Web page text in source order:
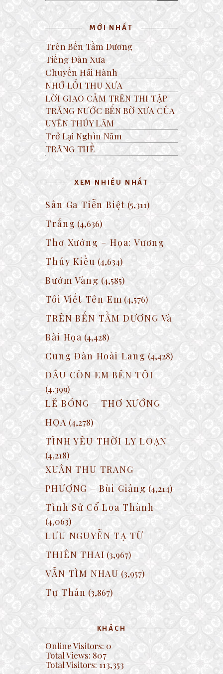
MỚI NHẤT
Trên Bến Tầm Dương
Tiếng Đàn Xưa
Chuyến Hải Hành
NHỚ LỐI THU XƯA
LỜI GIAO CẢM TRÊN THI TẬP
TRĂNG NƯỚC BẾN BỜ XƯA CỦA
UYÊN THÚY LÂM
Trở Lại Nghìn Năm
TRĂNG THỀ
XEM NHIỀU NHẤT
Sân Ga Tiễn Biệt (5,311)
Trắng (4,636)
Thơ Xướng – Họa: Vương
Thúy Kiều (4,634)
Bướm Vàng (4,585)
Tôi Viết Tên Em (4,576)
TRÊN BẾN TẦM DƯƠNG Và
Bài Họa (4,428)
Cung Đàn Hoài Lang (4,428)
ĐÂU CÒN EM BÊN TÔI
(4,399)
LẺ BÓNG – THƠ XƯỚNG
HỌA (4,278)
TÌNH YÊU THỜI LY LOẠN
(4,218)
XUÂN THU TRANG
PHƯỢNG – Bùi Giáng (4,214)
Tình Sử Cổ Loa Thành
(4,063)
LƯU NGUYỄN TẠ TỪ
THIÊN THAI (3,967)
VẪN TÌM NHAU (3,957)
Tự Thán (3,867)
KHÁCH
Online Visitors: 0
Total Views: 807
Total Visitors: 113,353